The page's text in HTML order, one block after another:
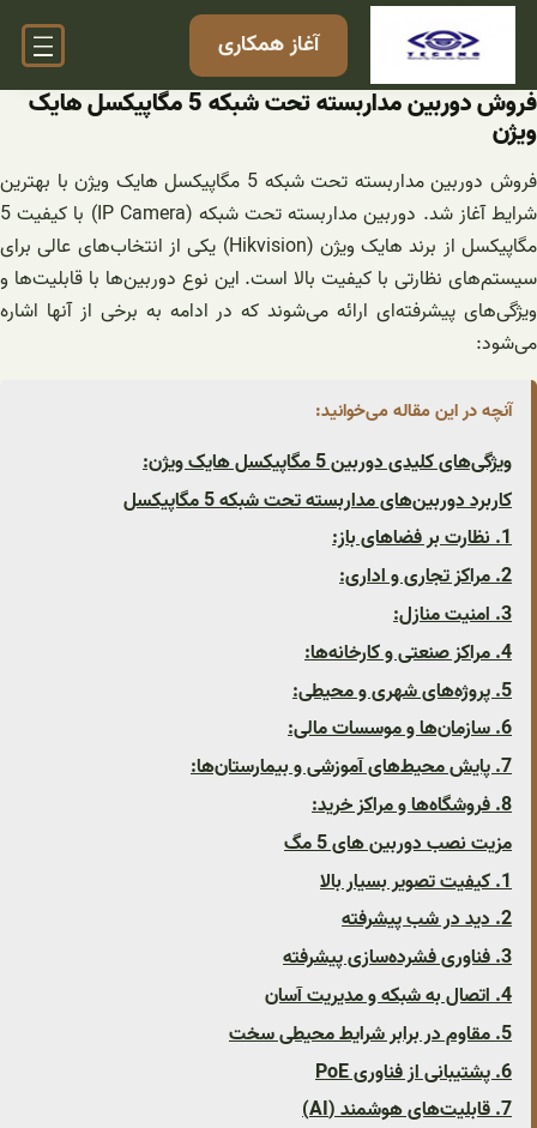
رفتن
آغاز همکاری
فروش دوربین مداربسته تحت شبکه 5 مگاپیکسل هایک
ویژن
فروش دوربین مداربسته تحت شبکه 5 مگاپیکسل هایک ویژن با بهترین
شرایط آغاز شد. دوربین مداربسته تحت شبکه (IP Camera) با کیفیت 5
مگاپیکسل از برند هایک ویژن (Hikvision) یکی از انتخاب‌های عالی برای
سیستم‌های نظارتی با کیفیت بالا است. این نوع دوربین‌ها با قابلیت‌ها و
ویژگی‌های پیشرفته‌ای ارائه می‌شوند که در ادامه به برخی از آنها اشاره
می‌شود:
آنچه در این مقاله می‌خوانید:
ویژگی‌های کلیدی دوربین 5 مگاپیکسل هایک ویژن:
کاربرد دوربین‌های مداربسته تحت شبکه 5 مگاپیکسل
1. نظارت بر فضاهای باز:
2. مراکز تجاری و اداری:
3. امنیت منازل:
4. مراکز صنعتی و کارخانه‌ها:
5. پروژه‌های شهری و محیطی:
6. سازمان‌ها و موسسات مالی:
7. پایش محیط‌های آموزشی و بیمارستان‌ها:
8. فروشگاه‌ها و مراکز خرید:
مزیت نصب دوربین های 5 مگ
1. کیفیت تصویر بسیار بالا
2. دید در شب پیشرفته
3. فناوری فشرده‌سازی پیشرفته
4. اتصال به شبکه و مدیریت آسان
5. مقاوم در برابر شرایط محیطی سخت
6. پشتیبانی از فناوری PoE
7. قابلیت‌های هوشمند (AI)